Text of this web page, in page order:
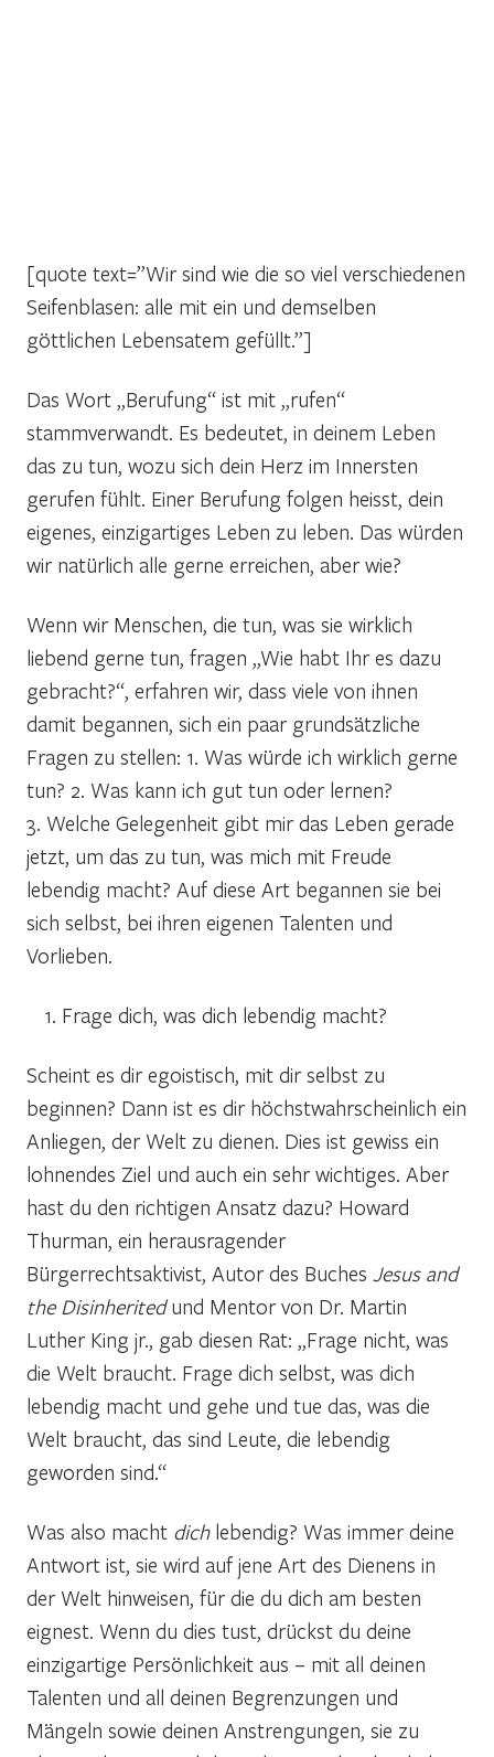
[quote text=”Wir sind wie die so viel verschiedenen
Seifenblasen: alle mit ein und demselben
göttlichen Lebensatem gefüllt.”]
Das Wort „Berufung“ ist mit „rufen“
stammverwandt. Es bedeutet, in deinem Leben
das zu tun, wozu sich dein Herz im Innersten
gerufen fühlt. Einer Berufung folgen heisst, dein
eigenes, einzigartiges Leben zu leben. Das würden
wir natürlich alle gerne erreichen, aber wie?
Wenn wir Menschen, die tun, was sie wirklich
liebend gerne tun, fragen „Wie habt Ihr es dazu
gebracht?“, erfahren wir, dass viele von ihnen
damit begannen, sich ein paar grundsätzliche
Fragen zu stellen: 1. Was würde ich wirklich gerne
tun? 2. Was kann ich gut tun oder lernen?
3. Welche Gelegenheit gibt mir das Leben gerade
jetzt, um das zu tun, was mich mit Freude
lebendig macht? Auf diese Art begannen sie bei
sich selbst, bei ihren eigenen Talenten und
Vorlieben.
Frage dich, was dich lebendig macht?
Scheint es dir egoistisch, mit dir selbst zu
beginnen? Dann ist es dir höchstwahrscheinlich ein
Anliegen, der Welt zu dienen. Dies ist gewiss ein
lohnendes Ziel und auch ein sehr wichtiges. Aber
hast du den richtigen Ansatz dazu? Howard
Thurman, ein herausragender
Bürgerrechtsaktivist, Autor des Buches Jesus and
the Disinheritedund Mentor von Dr. Martin
Luther King jr., gab diesen Rat: „Frage nicht, was
die Welt braucht. Frage dich selbst, was dich
lebendig macht und gehe und tue das, was die
Welt braucht, das sind Leute, die lebendig
geworden sind.“
Was also macht dichlebendig? Was immer deine
Antwort ist, sie wird auf jene Art des Dienens in
der Welt hinweisen, für die du dich am besten
eignest. Wenn du dies tust, drückst du deine
einzigartige Persönlichkeit aus – mit all deinen
Talenten und all deinen Begrenzungen und
Mängeln sowie deinen Anstrengungen, sie zu